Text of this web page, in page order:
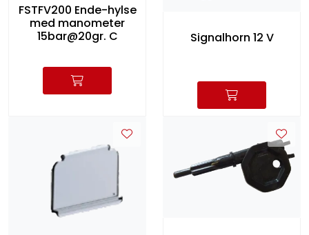
FSTFV200 Ende-hylse
med manometer
15bar@20gr. C
Signalhorn 12 V